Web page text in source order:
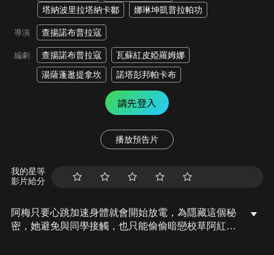
塔納波里拉塔納卡鄒
娜琳坤凱普拉帕功
導演 查揚諾布普拉寇
編劇 查揚諾布普拉寇
瓦蘇紅皮婭羅姆娜
湯薩蓬逖提拿坎
諾塔彭邦帕卡布
請先登入
播放預告片
我的星等
影片給分
阿梅只要心跳加速身體就會開始放電，為隱藏這個秘
密，她避免與同學接觸，也只能偷偷暗戀校草阿紅。